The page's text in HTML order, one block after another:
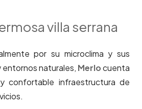
villa serrana
por su microclima y sus
entornos naturales, Merlocuenta
confortable infraestructura de